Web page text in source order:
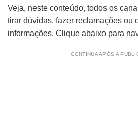
Veja, neste conteúdo, todos os
tirar dúvidas, fazer reclamações ou
informações. Clique abaixo para
CONTINUA APÓS A